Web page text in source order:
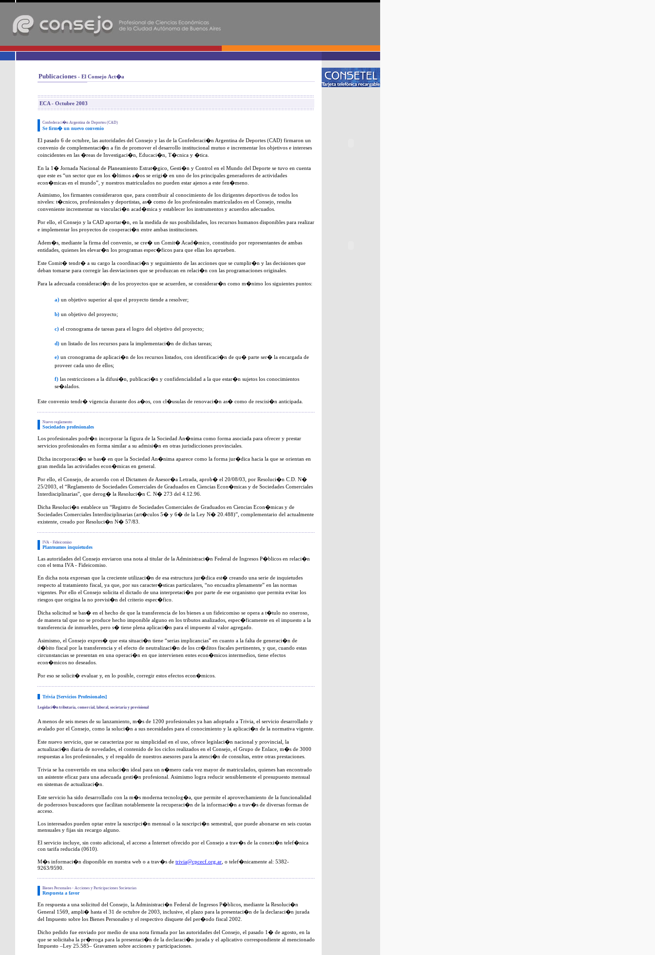
Publicaciones - El Consejo Act�a
ECA - Octubre 2003
Confederaci�n Argentina de Deportes (CAD)
Se firm� un nuevo convenio
El pasado 6 de octubre, las autoridades del Consejo y las de la Confederaci�n Argentina de Deportes (CAD) firmaron un
convenio de complementaci�n a fin de promover el desarrollo institucional mutuo e incrementar los objetivos e intereses
coincidentes en las �reas de Investigaci�n, Educaci�n, T�cnica y �tica.
En la 1� Jornada Nacional de Planeamiento Estrat�gico, Gesti�n y Control en el Mundo del Deporte se tuvo en cuenta
que este es “un sector que en los �ltimos a�os se erigi� en uno de los principales generadores de actividades
econ�micas en el mundo”, y nuestros matriculados no pueden estar ajenos a este fen�meno.
Asimismo, los firmantes consideraron que, para contribuir al conocimiento de los dirigentes deportivos de todos los
niveles: t�cnicos, profesionales y deportistas, as� como de los profesionales matriculados en el Consejo, resulta
conveniente incrementar su vinculaci�n acad�mica y establecer los instrumentos y acuerdos adecuados.
Por ello, el Consejo y la CAD aportar�n, en la medida de sus posibilidades, los recursos humanos disponibles para realizar
e implementar los proyectos de cooperaci�n entre ambas instituciones.
Adem�s, mediante la firma del convenio, se cre� un Comit� Acad�mico, constituido por representantes de ambas
entidades, quienes les elevar�n los programas espec�ficos para que ellas los aprueben.
Este Comit� tendr� a su cargo la coordinaci�n y seguimiento de las acciones que se cumplir�n y las decisiones que
deban tomarse para corregir las desviaciones que se produzcan en relaci�n con las programaciones originales.
Para la adecuada consideraci�n de los proyectos que se acuerden, se considerar�n como m�nimo los siguientes puntos:
a) un objetivo superior al que el proyecto tiende a resolver;
b) un objetivo del proyecto;
c) el cronograma de tareas para el logro del objetivo del proyecto;
d) un listado de los recursos para la implementaci�n de dichas tareas;
e) un cronograma de aplicaci�n de los recursos listados, con identificaci�n de qu� parte ser� la encargada de
proveer cada uno de ellos;
f) las restricciones a la difusi�n, publicaci�n y confidencialidad a la que estar�n sujetos los conocimientos
se�alados.
Este convenio tendr� vigencia durante dos a�os, con cl�usulas de renovaci�n as� como de rescisi�n anticipada.
Nuevo reglamento
Sociedades profesionales
Los profesionales podr�n incorporar la figura de la Sociedad An�nima como forma asociada para ofrecer y prestar
servicios profesionales en forma similar a su admisi�n en otras jurisdicciones provinciales.
Dicha incorporaci�n se bas� en que la Sociedad An�nima aparece como la forma jur�dica hacia la que se orientan en
gran medida las actividades econ�micas en general.
Por ello, el Consejo, de acuerdo con el Dictamen de Asesor�a Letrada, aprob� el 20/08/03, por Resoluci�n C.D. N�
25/2003, el “Reglamento de Sociedades Comerciales de Graduados en Ciencias Econ�micas y de Sociedades Comerciales
Interdisciplinarias”, que derog� la Resoluci�n C. N� 273 del 4.12.96.
Dicha Resoluci�n establece un “Registro de Sociedades Comerciales de Graduados en Ciencias Econ�micas y de
Sociedades Comerciales Interdisciplinarias (art�culos 5� y 6� de la Ley N� 20.488)”, complementario del actualmente
existente, creado por Resoluci�n N� 57/83.
IVA - Fideicomiso
Planteamos inquietudes
Las autoridades del Consejo enviaron una nota al titular de la Administraci�n Federal de Ingresos P�blicos en relaci�n
con el tema IVA - Fideicomiso.
En dicha nota expresan que la creciente utilizaci�n de esa estructura jur�dica est� creando una serie de inquietudes
respecto al tratamiento fiscal, ya que, por sus caracter�sticas particulares, “no encuadra plenamente” en las normas
vigentes. Por ello el Consejo solicita el dictado de una interpretaci�n por parte de ese organismo que permita evitar los
riesgos que origina la no previsi�n del criterio espec�fico.
Dicha solicitud se bas� en el hecho de que la transferencia de los bienes a un fideicomiso se opera a t�tulo no oneroso,
de manera tal que no se produce hecho imponible alguno en los tributos analizados, espec�ficamente en el impuesto a la
transferencia de inmuebles, pero s� tiene plena aplicaci�n para el impuesto al valor agregado.
Asimismo, el Consejo expres� que esta situaci�n tiene “serias implicancias” en cuanto a la falta de generaci�n de
d�bito fiscal por la transferencia y el efecto de neutralizaci�n de los cr�ditos fiscales pertinentes, y que, cuando estas
circunstancias se presentan en una operaci�n en que intervienen entes econ�micos intermedios, tiene efectos
econ�micos no deseados.
Por eso se solicit� evaluar y, en lo posible, corregir estos efectos econ�micos.
Trivia [Servicios Profesionales]
Legislaci�n tributaria, comercial, laboral, societaria y previsional
A menos de seis meses de su lanzamiento, m�s de 1200 profesionales ya han adoptado a Trivia, el servicio desarrollado y
avalado por el Consejo, como la soluci�n a sus necesidades para el conocimiento y la aplicaci�n de la normativa vigente.
Este nuevo servicio, que se caracteriza por su simplicidad en el uso, ofrece legislaci�n nacional y provincial, la
actualizaci�n diaria de novedades, el contenido de los ciclos realizados en el Consejo, el Grupo de Enlace, m�s de 3000
respuestas a los profesionales, y el respaldo de nuestros asesores para la atenci�n de consultas, entre otras prestaciones.
Trivia se ha convertido en una soluci�n ideal para un n�mero cada vez mayor de matriculados, quienes han encontrado
un asistente eficaz para una adecuada gesti�n profesional. Asimismo logra reducir sensiblemente el presupuesto mensual
en sistemas de actualizaci�n.
Este servicio ha sido desarrollado con la m�s moderna tecnolog�a, que permite el aprovechamiento de la funcionalidad
de poderosos buscadores que facilitan notablemente la recuperaci�n de la informaci�n a trav�s de diversas formas de
acceso.
Los interesados pueden optar entre la suscripci�n mensual o la suscripci�n semestral, que puede abonarse en seis cuotas
mensuales y fijas sin recargo alguno.
El servicio incluye, sin costo adicional, el acceso a Internet ofrecido por el Consejo a trav�s de la conexi�n telef�nica
con tarifa reducida (0610).
M�s informaci�n disponible en nuestra web o a trav�s de trivia@cpcecf.org.ar , o telef�nicamente al: 5382-
9263/9590.
Bienes Personales - Acciones y Participaciones Societarias
Respuesta a favor
En respuesta a una solicitud del Consejo, la Administraci�n Federal de Ingresos P�blicos, mediante la Resoluci�n
General 1569, ampli� hasta el 31 de octubre de 2003, inclusive, el plazo para la presentaci�n de la declaraci�n jurada
del Impuesto sobre los Bienes Personales y el respectivo disquete del per�odo fiscal 2002.
Dicho pedido fue enviado por medio de una nota firmada por las autoridades del Consejo, el pasado 1� de agosto, en la
que se solicitaba la pr�rroga para la presentaci�n de la declaraci�n jurada y el aplicativo correspondiente al mencionado
Impuesto –Ley 25.585– Gravamen sobre acciones y participaciones.